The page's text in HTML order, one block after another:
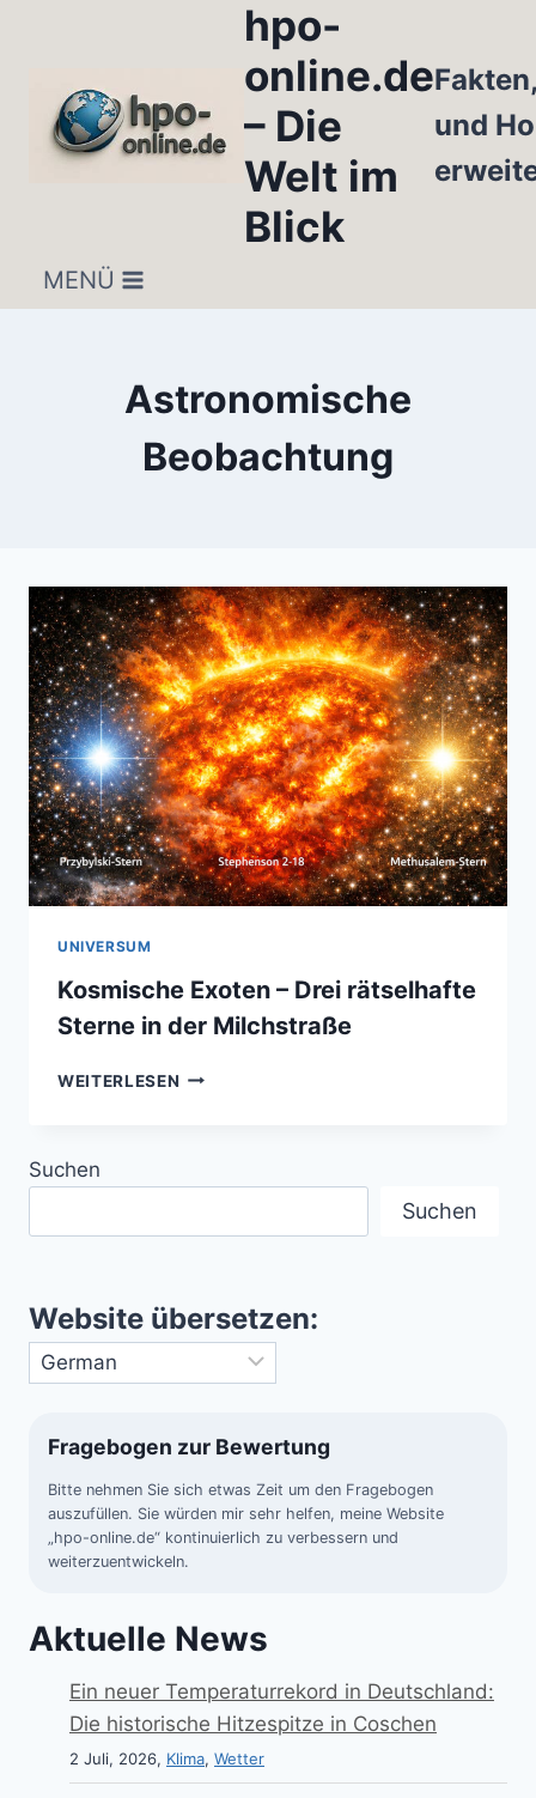
hpo-
online.de
– Die
Welt im
Blick
und
MENÜ
Astronomische
Beobachtung
UNIVERSUM
Kosmische Exoten – Drei rätselhafte
Sterne in der Milchstraße
WEITERLESEN KOSMISCHE
Suchen
Suchen
Website übersetzen:
Fragebogen zur Bewertung
Bitte nehmen Sie sich etwas Zeit um den Fragebogen
auszufüllen. Sie würden mir sehr helfen, meine Website
„hpo-online.de“ kontinuierlich zu verbessern und
weiterzuentwickeln.
Aktuelle News
Ein neuer Temperaturrekord in Deutschland:
Die historische Hitzespitze in Coschen
2 Juli, 2026, Klima, Wetter